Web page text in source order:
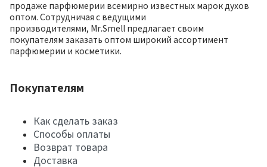
продаже парфюмерии всемирно известных марок духов
оптом. Сотрудничая с ведущими
производителями, Mr.Smell предлагает своим
покупателям заказать оптом широкий ассортимент
парфюмерии и косметики.
Покупателям
Как сделать заказ
Способы оплаты
Возврат товара
Доставка